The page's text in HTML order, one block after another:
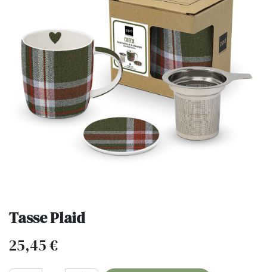
Tasse Plaid
25,45€